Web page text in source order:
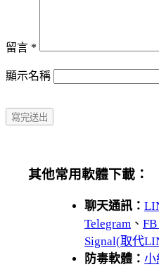
留言 *
顯示名稱
其他常用軟體下載：
聊天通訊：
Telegram 、
Signal(取代
防毒軟體： 小